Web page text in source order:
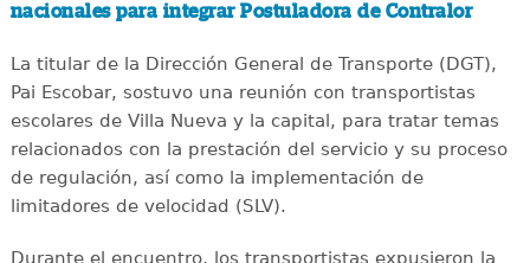
nacionales para integrar Postuladora de Contralor
La titular de la Dirección General de Transporte (DGT),
Pai Escobar, sostuvo una reunión con transportistas
escolares de Villa Nueva y la capital, para tratar temas
relacionados con la prestación del servicio y su proceso
de regulación, así como la implementación de
limitadores de velocidad (SLV).
Durante el encuentro, los transportistas expusieron la